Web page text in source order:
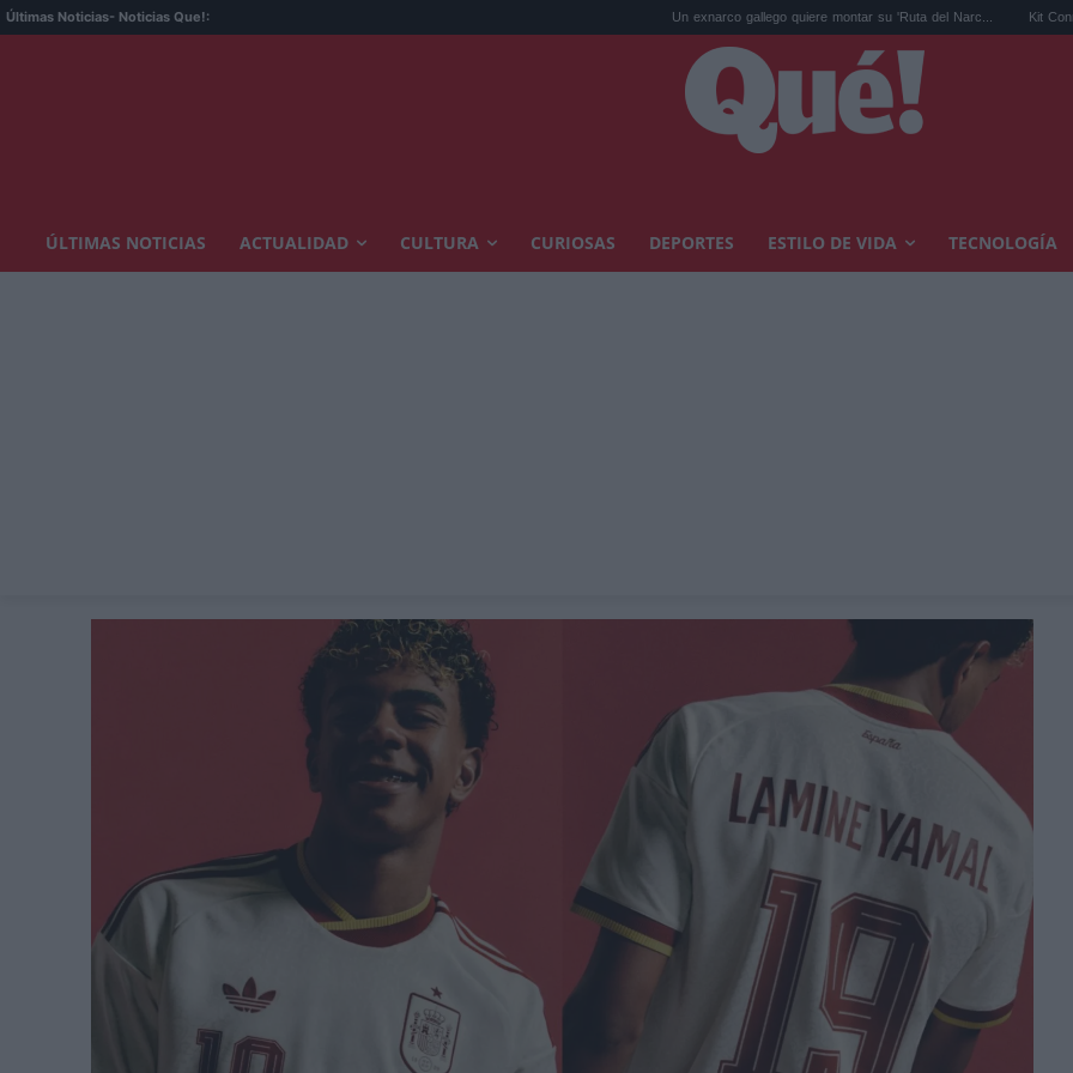
Últimas Noticias- Noticias Que!: Un exnarco gallego quiere montar su 'Ruta del Narc... Kit Connor será
ÚLTIMAS NOTICIAS ACTUALIDAD CULTURA CURIOSAS DEPORTES ESTILO DE VIDA TECNOLOGÍA